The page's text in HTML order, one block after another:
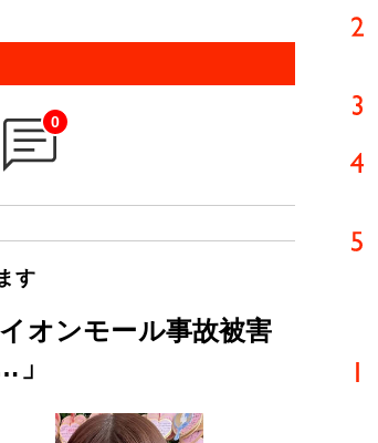
0
す
オンモール事故被害